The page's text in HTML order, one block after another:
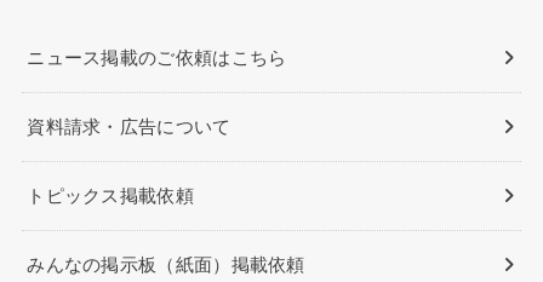
ニュース掲載のご依頼はこちら
資料請求・広告について
トピックス掲載依頼
みんなの掲示板（紙面）掲載依頼